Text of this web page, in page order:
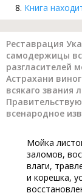
Книга
Реставрация
самодержицы
разгласителей
Астрахани
всякаго звания
всенародное
Мойка
заломов,
влаги,
и корешка,